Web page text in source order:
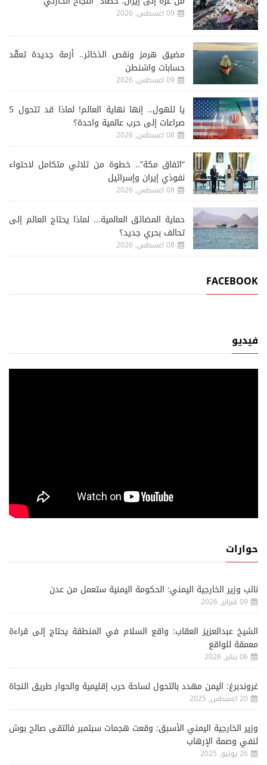
09 اغسطس, 2026
مضيق هرمز ونقص الذخائر.. أزمة جديدة تعقّد
حسابات واشنطن
09 اغسطس, 2026
يا للهول.. إنها نهاية العالم! لماذا قد تتحول 5
صراعات إلى حرب عالمية واحدة؟
08 اغسطس, 2026
“اتفاق مكة”.. خطوة من ثلاثي متكامل لاحتواء
نفوذي إيران وإسرائيل
08 اغسطس, 2026
حماية المضائق العالمية... لماذا يحتاج العالم إلى
تحالف بحري جديد؟
08 اغسطس, 2026
FACEBOOK
فيديو
حوارات
نائب وزير الخارجية اليمني: الحكومة اليمنية ستعمل من عدن
09 فبراير, 2026
الشيخ عبدالعزيز العقاب: واقع السلام في المنطقة يحتاج إلى قراءة
معمقة للواقع
06 يناير, 2026
غروندبرغ: اليمن مهدد بالتحول لساحة حرب إقليمية والحوار طريق النجاة
20 اغسطس, 2025
وزير الخارجية اليمني الأسبق: وقعت هجمات سبتمبر فالتقى صالح بوش
لنفي وصمة الإرهاب
26 يوليو, 2025